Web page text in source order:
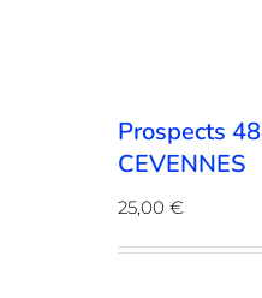
Prospects
CEVENNES
25,00 €